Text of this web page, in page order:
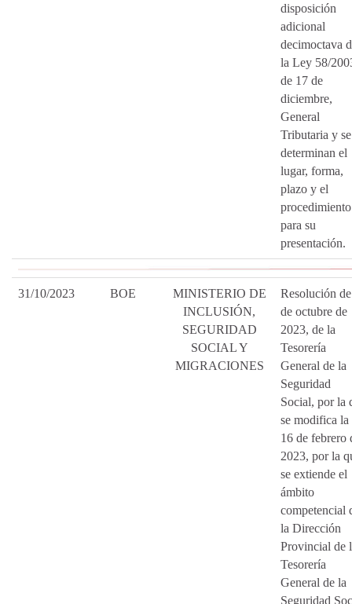
disposición
adicional
decimoctava
la Ley 58/
de 17 de
diciembre,
General
Tributaria y se
determinan el
lugar, forma,
plazo y el
procedimiento
para su
presentación.
31/10/2023 BOE
MINISTERIO DE
INCLUSIÓN,
SEGURIDAD
SOCIAL Y
MIGRACIONES
Resolución
de octubre de
2023, de la
Tesorería
General de la
Seguridad
Social, por la
se modifica la
16 de febrero
2023, por la
se extiende el
ámbito
competencial
la Dirección
Provincial de
Tesorería
General de la
Seguridad